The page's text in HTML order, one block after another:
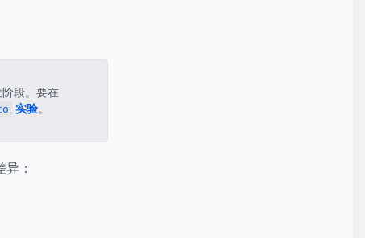
段。要在
实验。
：